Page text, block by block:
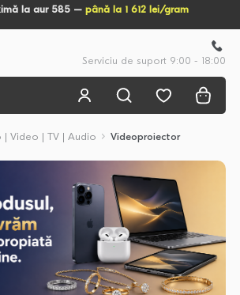
la aur 585 – până la 1 612 lei/gram
Serviciu de suport 9:00 - 18:00
| Video | TV | Audio Videoproiector